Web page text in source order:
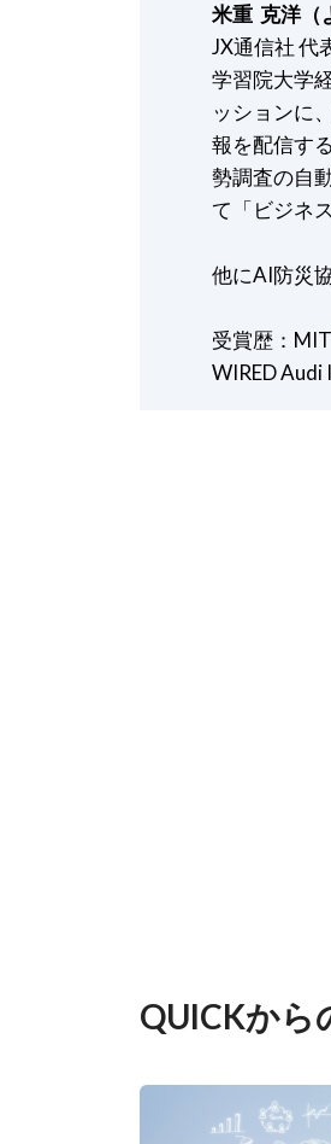
米重 克洋（
JX通信社 代
学習院大学
ッションに
報を配信す
勢調査の自
て「ビジネ
他にAI防災
受賞歴：
WIRED Audi
QUICKから